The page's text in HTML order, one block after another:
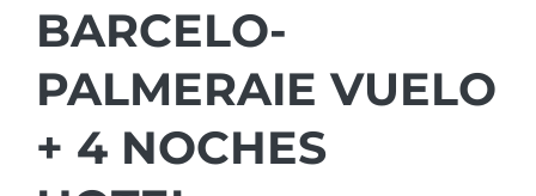
BARCELO-
PALMERAIE VUELO
+ 4 NOCHES